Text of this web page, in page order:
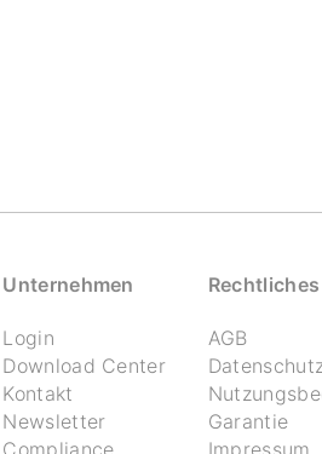
Unternehmen
Login
Download Center
Kontakt
Newsletter
Compliance
Rechtliches
AGB
Garantie
Impressum